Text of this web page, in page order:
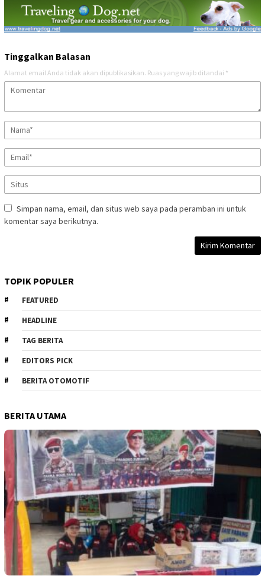
Tinggalkan Balasan
Alamat email Anda tidak akan dipublikasikan. Ruas yang wajib ditandai *
Simpan nama, email, dan situs web saya pada peramban ini untuk
komentar saya berikutnya.
TOPIK POPULER
FEATURED
HEADLINE
TAG BERITA
EDITORS PICK
BERITA OTOMOTIF
BERITA UTAMA